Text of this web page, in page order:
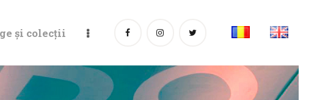
și colecții